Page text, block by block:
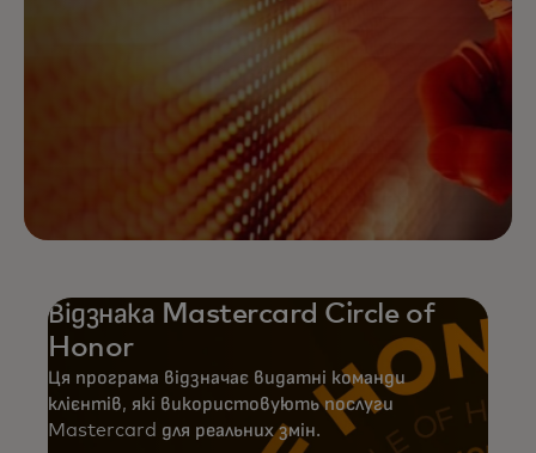
Відзнака Mastercard Circle of
Honor
Ця програма відзначає видатні команди
клієнтів, які використовують послуги
Mastercard для реальних змін.